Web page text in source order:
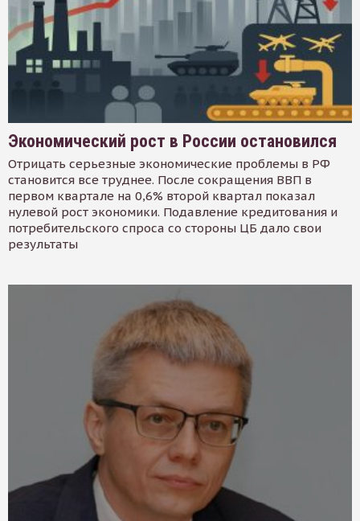
Экономический рост в России остановился
Отрицать серьезные экономические проблемы в РФ
становится все труднее. После сокращения ВВП в
первом квартале на 0,6% второй квартал показал
нулевой рост экономики. Подавление кредитования и
потребительского спроса со стороны ЦБ дало свои
результаты